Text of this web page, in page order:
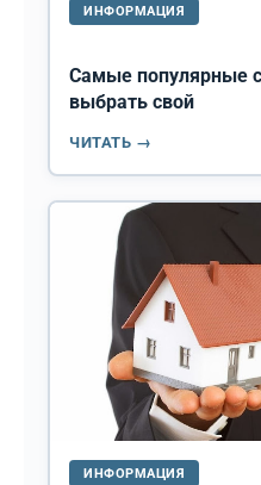
ИНФОРМАЦИЯ
Самые популярные
выбрать свой
ЧИТАТЬ →
ИНФОРМАЦИЯ